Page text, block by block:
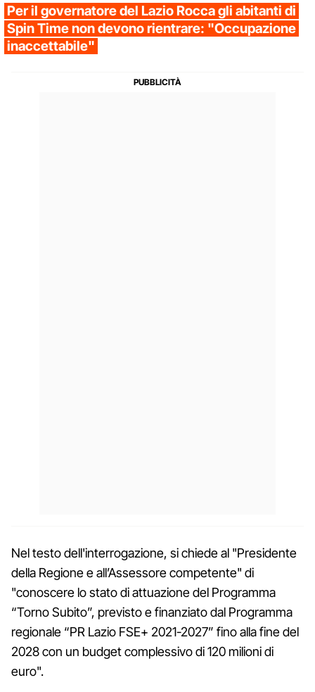
Per il governatore del Lazio Rocca gli abitanti di
Spin Time non devono rientrare: "Occupazione
inaccettabile"
Nel testo dell'interrogazione, si chiede al "Presidente
della Regione e all’Assessore competente" di
"conoscere lo stato di attuazione del Programma
“Torno Subito”, previsto e finanziato dal Programma
regionale “PR Lazio FSE+ 2021-2027” fino alla fine del
2028 con un budget complessivo di 120 milioni di
euro".